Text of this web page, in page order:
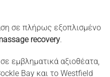
σε πλήρως εξοπλισμένο
recovery.
εμβληματικά αξιοθέατα,
Bay και το Westfield